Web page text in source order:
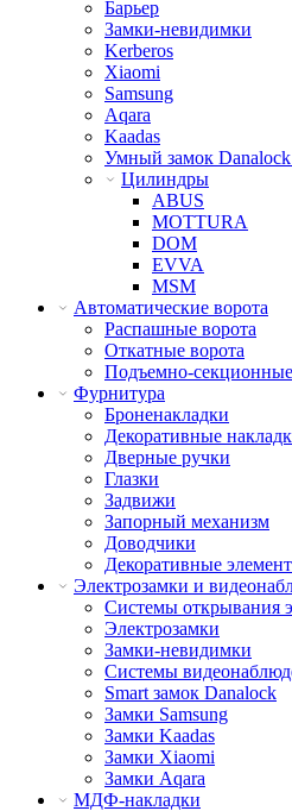
Барьер
Замки-невидимки
Kerberos
Xiaomi
Samsung
Aqara
Kaadas
Умный замок
Цилиндры
ABUS
MOTTURA
DOM
EVVA
MSM
Автоматические ворота
Распашные ворота
Откатные ворота
Подъемно-секционные
Фурнитура
Броненакладки
Декоративные
Дверные ручки
Глазки
Задвижи
Запорный механизм
Доводчики
Декоративные
Электрозамки и
Системы открывания
Электрозамки
Замки-невидимки
Системы
Smart замок Danalock
Замки Samsung
Замки Kaadas
Замки Xiaomi
Замки Aqara
МДФ-накладки